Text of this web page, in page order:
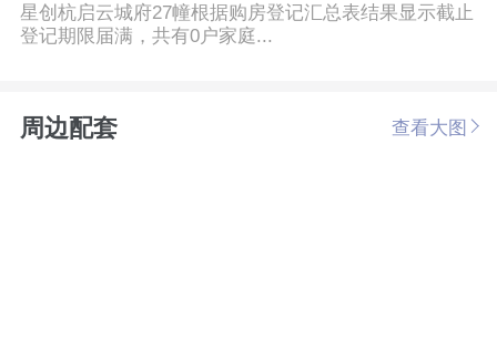
星创杭启云城府27幢根据购房登记汇总表结果显示截止
登记期限届满，共有0户家庭...
周边配套 查看大图